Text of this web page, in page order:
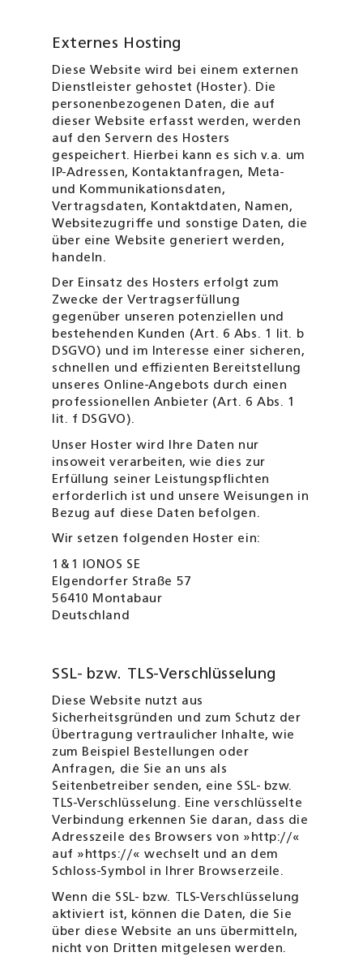
Externes Hosting
Diese Website wird bei einem externen
Dienstleister gehostet (Hoster). Die
personenbezogenen Daten, die auf
dieser Website erfasst werden, werden
auf den Servern des Hosters
gespeichert. Hierbei kann es sich v.a. um
IP-Adressen, Kontakt­anfragen, Meta-
und Kommunikationsdaten,
Vertragsdaten, Kontakt­daten, Namen,
Websitezugriffe und sonstige Daten, die
über eine Website generiert werden,
handeln.
Der Einsatz des Hosters erfolgt zum
Zwecke der Vertragserfüllung
gegenüber unseren potenziellen und
bestehenden Kunden (Art. 6 Abs. 1 lit. b
DSGVO) und im Interesse einer sicheren,
schnellen und effizienten Bereitstellung
unseres Online-Angebots durch einen
professionellen Anbieter (Art. 6 Abs. 1
lit. f DSGVO).
Unser Hoster wird Ihre Daten nur
insoweit verarbeiten, wie dies zur
Erfüllung seiner Leistungspflichten
erforderlich ist und unsere Weisungen in
Bezug auf diese Daten befolgen.
Wir setzen folgenden Hoster ein:
1 & 1 IONOS SE
Elgendorfer Straße 57
56410 Montabaur
Deutschland
SSL- bzw. TLS-Verschlüsselung
Diese Website nutzt aus
Sicherheitsgründen und zum Schutz der
Übertragung vertraulicher Inhalte, wie
zum Beispiel Bestellungen oder
Anfragen, die Sie an uns als
Seitenbetreiber senden, eine SSL- bzw.
TLS-Verschlüsselung. Eine verschlüsselte
Verbindung erkennen Sie daran, dass die
Adresszeile des Browsers von »http://«
auf »https://« wechselt und an dem
Schloss-Symbol in Ihrer Browserzeile.
Wenn die SSL- bzw. TLS-Verschlüsselung
aktiviert ist, können die Daten, die Sie
über diese Website an uns übermitteln,
nicht von Dritten mitgelesen werden.